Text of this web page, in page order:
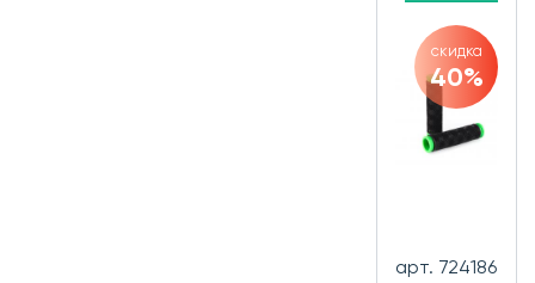
скидка
40%
арт. 724186